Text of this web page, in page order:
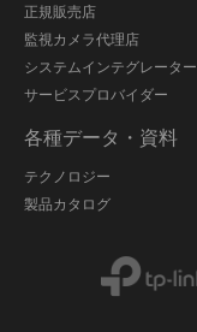
正規販売店
監視カメラ代理店
システムインテグレーター
サービスプロバイダー
各種データ・資料
テクノロジー
製品カタログ